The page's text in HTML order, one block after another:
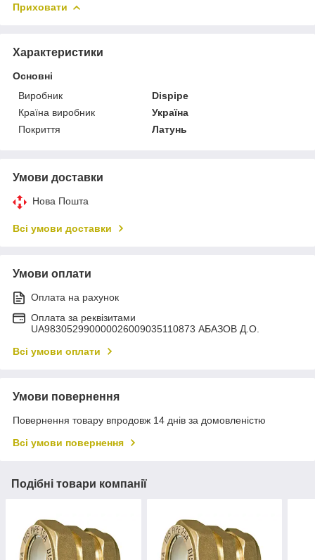
Приховати
Характеристики
Основні
Виробник
Dispipe
Країна виробник
Україна
Покриття
Латунь
Умови доставки
Нова Пошта
Всі умови доставки
Умови оплати
Оплата на рахунок
Оплата за реквізитами
UA983052990000026009035110873 АБАЗОВ Д.О.
Всі умови оплати
Умови повернення
Повернення товару впродовж 14 днів за домовленістю
Всі умови повернення
Подібні товари компанії